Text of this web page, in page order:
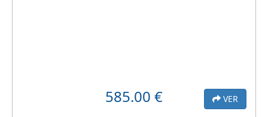
585.00 € VER